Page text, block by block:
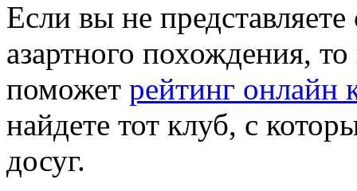
Если вы не
азартного похождения,
поможет рейтинг онлайн
найдете тот клуб, с
досуг.